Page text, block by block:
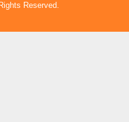
Reserved.